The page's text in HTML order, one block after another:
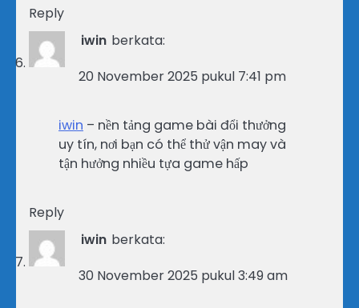
Reply
iwin berkata:
20 November 2025 pukul 7:41 pm
iwin – nền tảng game bài đổi thưởng
uy tín, nơi bạn có thể thử vận may và
tận hưởng nhiều tựa game hấp
Reply
iwin berkata:
30 November 2025 pukul 3:49 am